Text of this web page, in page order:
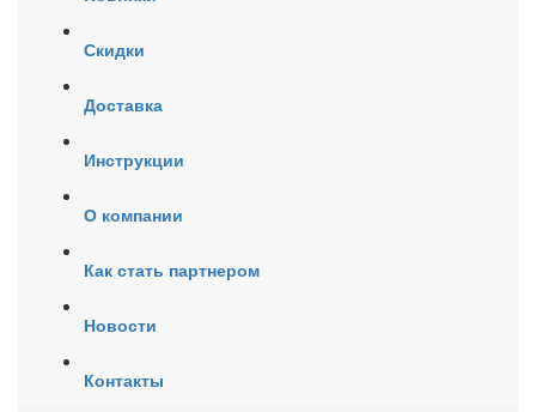
Скидки
Доставка
Инструкции
О компании
Как стать партнером
Новости
Контакты